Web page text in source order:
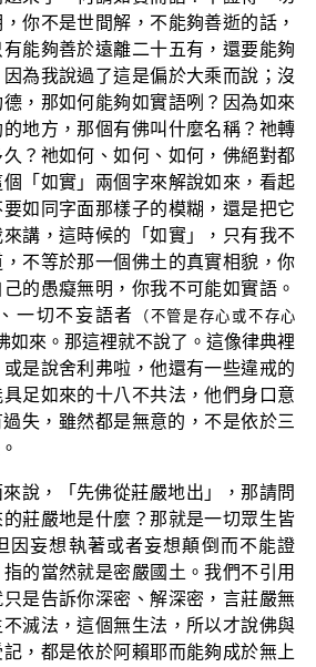
你不是世間解，不能夠善逝的話，
能夠善於遠離二十五有，還要能夠
為我說過了這是偏於大乘而說；沒
，那如何能夠如實語咧？因為如來
地方，那個有佛叫什麼名稱？祂轉
？祂如何、如何、如何，佛絕對都
「如實」兩個字來解說如來，看起
如同字面那樣子的模糊，還是把它
講，這時候的「如實」，只有我不
不等於那一個佛土的真實相貌，你
的愚癡無明，你我不可能如實語。
一切不妄語者
（不管是存心或不存心
如來。那這裡就不說了。這像律典裡
是說舍利弗啦，他還有一些違戒的
足如來的十八不共法，他們身口意
失，雖然都是無意的，不是依於三
說，「先佛從莊嚴地出」，那請問
莊嚴地是什麼？那就是一切眾生皆
因妄想執著或者妄想顛倒而不能證
的當然就是密嚴國土。我們不引用
是告訴你深密、解深密，言莊嚴無
滅法，這個無生法，所以才說佛與
，都是依於阿賴耶而能夠成於無上